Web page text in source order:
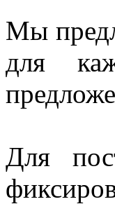
Мы
для
Для